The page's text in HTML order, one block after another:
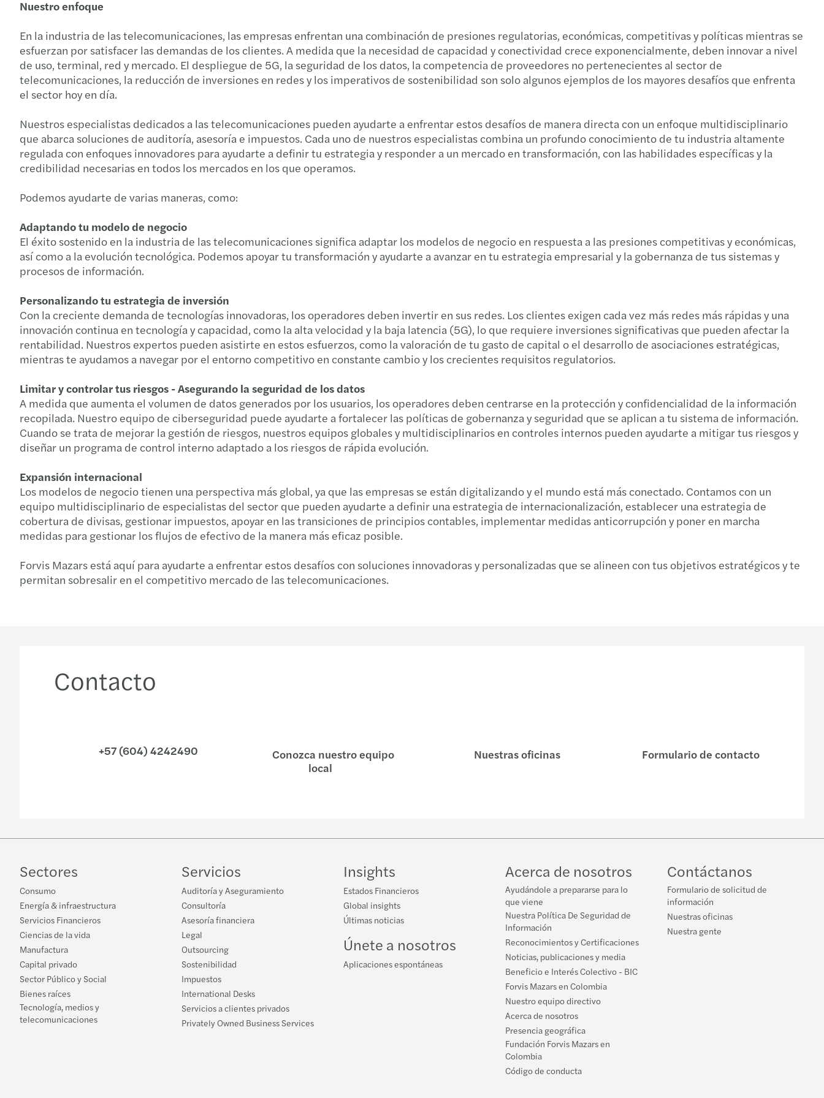
Global Mobility Alert 2021
Nuestro enfoque
En la industria de las telecomunicaciones, las empresas enfrentan una combinación de presiones regulatorias, económicas, competitivas y políticas mientras se
esfuerzan por satisfacer las demandas de los clientes. A medida que la necesidad de capacidad y conectividad crece exponencialmente, deben innovar a nivel
de uso, terminal, red y mercado. El despliegue de 5G, la seguridad de los datos, la competencia de proveedores no pertenecientes al sector de
telecomunicaciones, la reducción de inversiones en redes y los imperativos de sostenibilidad son solo algunos ejemplos de los mayores desafíos que enfrenta
el sector hoy en día.
Nuestros especialistas dedicados a las telecomunicaciones pueden ayudarte a enfrentar estos desafíos de manera directa con un enfoque multidisciplinario
que abarca soluciones de auditoría, asesoría e impuestos. Cada uno de nuestros especialistas combina un profundo conocimiento de tu industria altamente
regulada con enfoques innovadores para ayudarte a definir tu estrategia y responder a un mercado en transformación, con las habilidades específicas y la
credibilidad necesarias en todos los mercados en los que operamos.
Podemos ayudarte de varias maneras, como:
Adaptando tu modelo de negocio
El éxito sostenido en la industria de las telecomunicaciones significa adaptar los modelos de negocio en respuesta a las presiones competitivas y económicas,
así como a la evolución tecnológica. Podemos apoyar tu transformación y ayudarte a avanzar en tu estrategia empresarial y la gobernanza de tus sistemas y
procesos de información.
Personalizando tu estrategia de inversión
Con la creciente demanda de tecnologías innovadoras, los operadores deben invertir en sus redes. Los clientes exigen cada vez más redes más rápidas y una
innovación continua en tecnología y capacidad, como la alta velocidad y la baja latencia (5G), lo que requiere inversiones significativas que pueden afectar la
rentabilidad. Nuestros expertos pueden asistirte en estos esfuerzos, como la valoración de tu gasto de capital o el desarrollo de asociaciones estratégicas,
mientras te ayudamos a navegar por el entorno competitivo en constante cambio y los crecientes requisitos regulatorios.
Limitar y controlar tus riesgos - Asegurando la seguridad de los datos
A medida que aumenta el volumen de datos generados por los usuarios, los operadores deben centrarse en la protección y confidencialidad de la información
recopilada. Nuestro equipo de ciberseguridad puede ayudarte a fortalecer las políticas de gobernanza y seguridad que se aplican a tu sistema de información.
Cuando se trata de mejorar la gestión de riesgos, nuestros equipos globales y multidisciplinarios en controles internos pueden ayudarte a mitigar tus riesgos y
diseñar un programa de control interno adaptado a los riesgos de rápida evolución.
Expansión internacional
Los modelos de negocio tienen una perspectiva más global, ya que las empresas se están digitalizando y el mundo está más conectado. Contamos con un
equipo multidisciplinario de especialistas del sector que pueden ayudarte a definir una estrategia de internacionalización, establecer una estrategia de
cobertura de divisas, gestionar impuestos, apoyar en las transiciones de principios contables, implementar medidas anticorrupción y poner en marcha
medidas para gestionar los flujos de efectivo de la manera más eficaz posible.
Forvis Mazars está aquí para ayudarte a enfrentar estos desafíos con soluciones innovadoras y personalizadas que se alineen con tus objetivos estratégicos y te
permitan sobresalir en el competitivo mercado de las telecomunicaciones.
Contacto
+57 (604) 4242490
Conozca nuestro equipo
local
Nuestras oficinas Formulario de contacto
Sectores
Consumo
Energía & infraestructura
Servicios Financieros
Ciencias de la vida
Manufactura
Capital privado
Sector Público y Social
Bienes raíces
Tecnología, medios y
telecomunicaciones
Servicios
Auditoría y Aseguramiento
Consultoría
Asesoría financiera
Legal
Outsourcing
Sostenibilidad
Impuestos
International Desks
Servicios a clientes privados
Privately Owned Business Services
Insights
Estados Financieros
Global insights
Últimas noticias
Únete a nosotros
Aplicaciones espontáneas
Acerca de nosotros
Ayudándole a prepararse para lo
que viene
Nuestra Política De Seguridad de
Información
Reconocimientos y Certificaciones
Noticias, publicaciones y media
Beneficio e Interés Colectivo - BIC
Forvis Mazars en Colombia
Nuestro equipo directivo
Acerca de nosotros
Presencia geográfica
Fundación Forvis Mazars en
Colombia
Código de conducta
Contáctanos
Formulario de solicitud de
información
Nuestras oficinas
Nuestra gente